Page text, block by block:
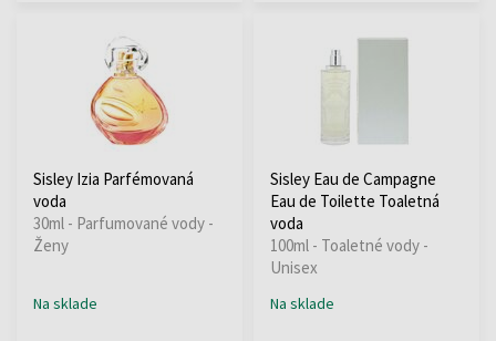
Sisley Izia Parfémovaná
voda
30ml - Parfumované vody -
Ženy
Na sklade
Sisley Eau de Campagne
Eau de Toilette Toaletná
voda
100ml - Toaletné vody -
Unisex
Na sklade